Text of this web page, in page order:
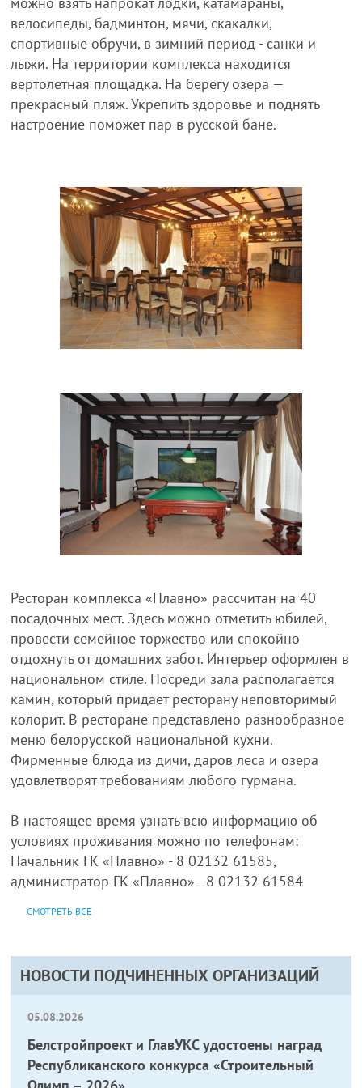
НОВОСТИ ПОДЧИНЕННЫХ ОРГАНИЗАЦИЙ
05.08.2026
Белстройпроект и ГлавУКС удостоены наград
Республиканского конкурса «Строительный
велосипеды, бадминтон, мячи, скакалки,
спортивные обручи, в зимний период - санки и
лыжи. На территории комплекса находится
вертолетная площадка. На берегу озера —
прекрасный пляж. Укрепить здоровье и поднять
настроение поможет пар в русской бане.
Ресторан комплекса «Плавно» рассчитан на 40
посадочных мест. Здесь можно отметить юбилей,
провести семейное торжество или спокойно
отдохнуть от домашних забот. Интерьер оформлен в
национальном стиле. Посреди зала располагается
камин, который придает ресторану неповторимый
колорит. В ресторане представлено разнообразное
меню белорусской национальной кухни.
Фирменные блюда из дичи, даров леса и озера
удовлетворят требованиям любого гурмана.
В настоящее время узнать всю информацию об
условиях проживания можно по телефонам:
Начальник ГК «Плавно» - 8 02132 61585,
администратор ГК «Плавно» - 8 02132 61584
СМОТРЕТЬ ВСЕ